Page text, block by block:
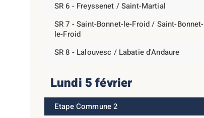
SR 6 - Freyssenet / Saint-Martial
SR 7 - Saint-Bonnet-le-Froid / Saint-Bonnet-
le-Froid
SR 8 - Lalouvesc / Labatie d'Andaure
Lundi 5 février
Etape Commune 2